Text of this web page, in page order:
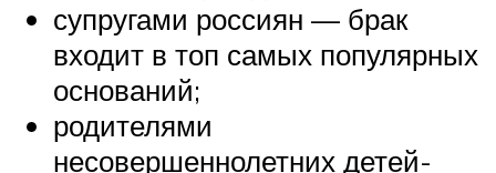
супругами россиян — брак
входит в топ самых популярных
оснований;
родителями
несовершеннолетних детей-